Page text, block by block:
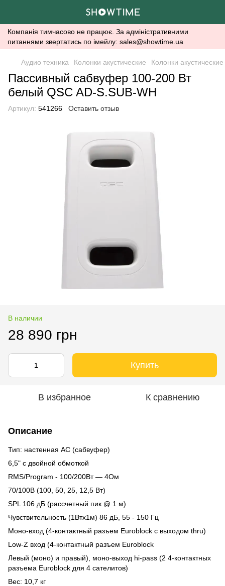
Компанія тимчасово не працює. За адміністративними
питаннями звертатись по імейлу: sales@showtime.ua
Аудио техника Колонки акустические Колонки
Пассивный сабвуфер 100-200 Вт
белый QSC AD-S.SUB-WH
Артикул: 541266 Оставить отзыв
В наличии
28 890 грн
Купить
В избранное К сравнению
Описание
Тип: настенная АС (сабвуфер)
6,5" с двойной обмоткой
RMS/Program - 100/200Вт — 4Ом
70/100В (100, 50, 25, 12,5 Вт)
SPL 106 дБ (рассчетный пик @ 1 м)
Чувствительность (1Втх1м) 86 дБ, 55 - 150 Гц
Моно-вход (4-контактный разъем Euroblock с выходом thru)
Low-Z вход (4-контактный разъем Euroblock
Левый (моно) и правый), моно-выход hi-pass (2 4-контактных
разъема Euroblock для 4 сателитов)
Вес: 10,7 кг